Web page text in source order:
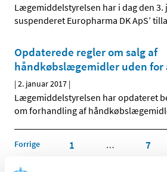
Lægemiddelstyrelsen har i dag den 3.
suspenderet Europharma DK ApS’
Opdaterede regler om salg af
håndkøbslægemidler uden for
|2. januar 2017 |
Lægemiddelstyrelsen har opdateret
om forhandling af
Forrige 1 … 7